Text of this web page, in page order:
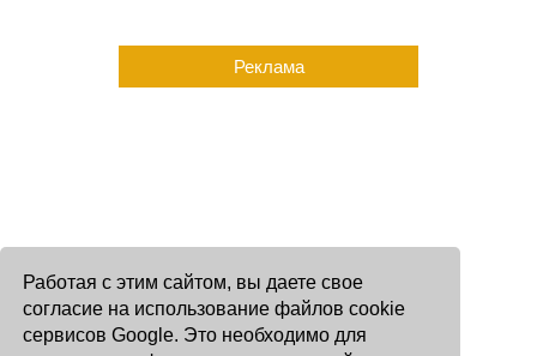
Работая с этим сайтом, вы даете свое
согласие на использование файлов cookie
сервисов Google. Это необходимо для
Реклама